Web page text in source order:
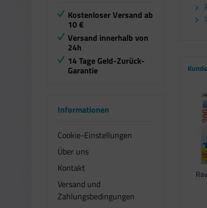
Kostenloser Versand ab
10 €
Versand innerhalb von
24h
14 Tage Geld-Zurück-
Garantie
Informationen
Cookie-Einstellungen
Über uns
Kontakt
Versand und
Zahlungsbedingungen